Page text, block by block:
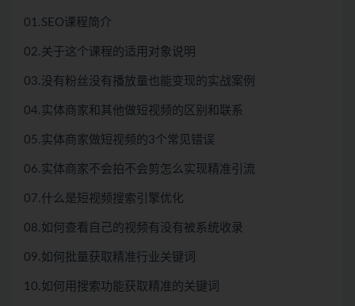
01.SEO课程简介
02.关于这个课程的适用对象说明
03.没有粉丝没有播放量也能变现的实战案例
04.实体商家和其他做短视频的区别和联系
05.实体商家做短视频的3个常见错误
06.实体商家不会拍不会剪怎么实现精准引流
07.什么是短视频搜索引擎优化
08.如何查看自己的视频有没有被系统收录
09.如何批量获取精准行业关键词
10.如何用搜索功能获取精准的关键词